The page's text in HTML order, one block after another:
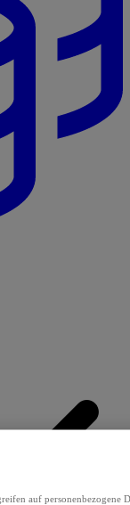
auf personenbezogene